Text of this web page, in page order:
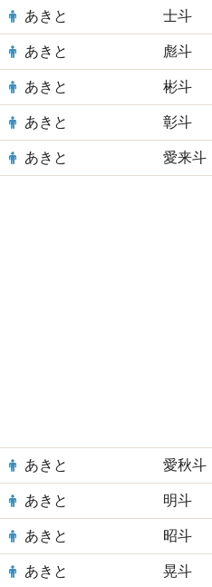
あきと 士斗
あきと 彪斗
あきと 彬斗
あきと 彰斗
あきと 愛来斗
あきと 愛秋斗
あきと 明斗
あきと 昭斗
あきと 晃斗